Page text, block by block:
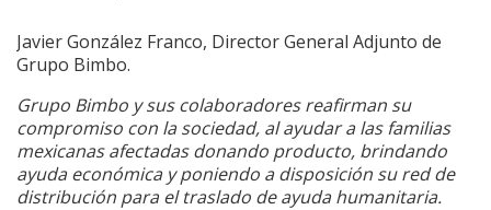
Javier González Franco, Director General Adjunto de
Grupo Bimbo.
Grupo Bimbo y sus colaboradores reafirman su
compromiso con la sociedad, al ayudar a las familias
mexicanas afectadas donando producto, brindando
ayuda económica y poniendo a disposición su red de
distribución para el traslado de ayuda humanitaria.